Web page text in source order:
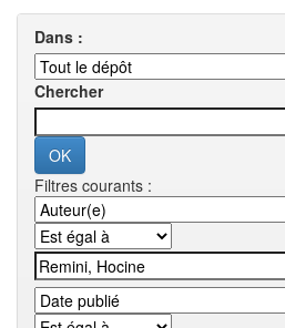
Dans :
Chercher
Filtres courants :